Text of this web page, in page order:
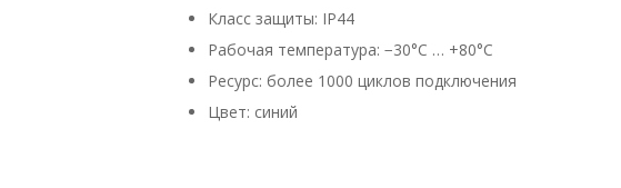
Класс защиты: IP44
Рабочая температура: −30°C … +80°C
Ресурс: более 1000 циклов подключения
Цвет: синий